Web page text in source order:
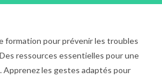
formation pour prévenir les troubles
ressources essentielles pour une
Apprenez les gestes adaptés pour